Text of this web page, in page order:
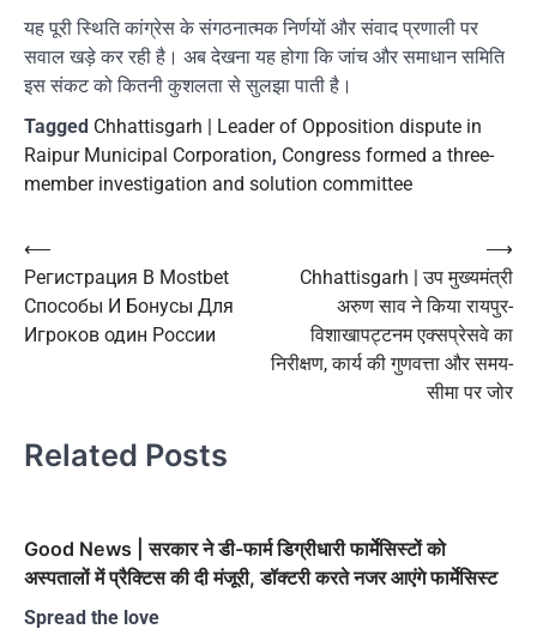
यह पूरी स्थिति कांग्रेस के संगठनात्मक निर्णयों और संवाद प्रणाली पर
सवाल खड़े कर रही है। अब देखना यह होगा कि जांच और समाधान समिति
इस संकट को कितनी कुशलता से सुलझा पाती है।
Tagged Chhattisgarh | Leader of Opposition dispute in
Raipur Municipal Corporation, Congress formed a three-
member investigation and solution committee
Post
navigation
⟵
Регистрация В Mostbet
Способы И Бонусы Для
Игроков один России
Chhattisgarh | उप मुख्यमंत्री
अरुण साव ने किया रायपुर-
विशाखापट्टनम एक्सप्रेसवे का
निरीक्षण, कार्य की गुणवत्ता और समय-
सीमा पर जोर
⟶
Related Posts
Good News | सरकार ने डी-फार्म डिग्रीधारी फार्मेसिस्टों को
अस्पतालों में प्रैक्टिस की दी मंजूरी, डॉक्टरी करते नजर आएंगे फार्मेसिस्ट
Spread the love